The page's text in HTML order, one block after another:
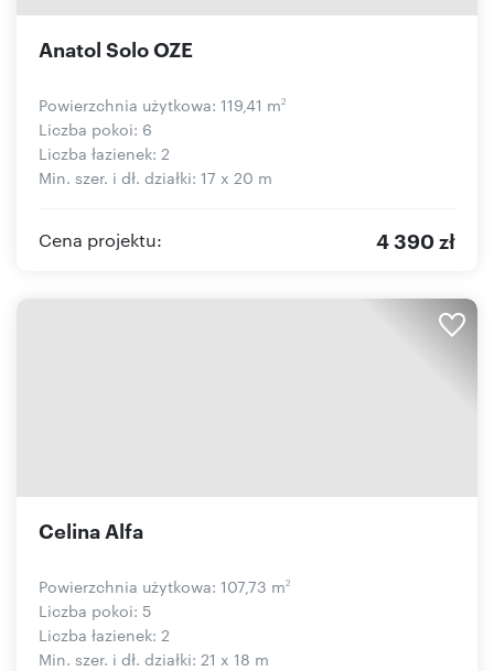
Anatol Solo OZE
Powierzchnia użytkowa: 119,41 m2
Liczba pokoi: 6
Liczba łazienek: 2
Min. szer. i dł. działki: 17 x 20 m
Cena projektu: 4 390 zł
Celina Alfa
Powierzchnia użytkowa: 107,73 m2
Liczba pokoi: 5
Liczba łazienek: 2
Min. szer. i dł. działki: 21 x 18 m